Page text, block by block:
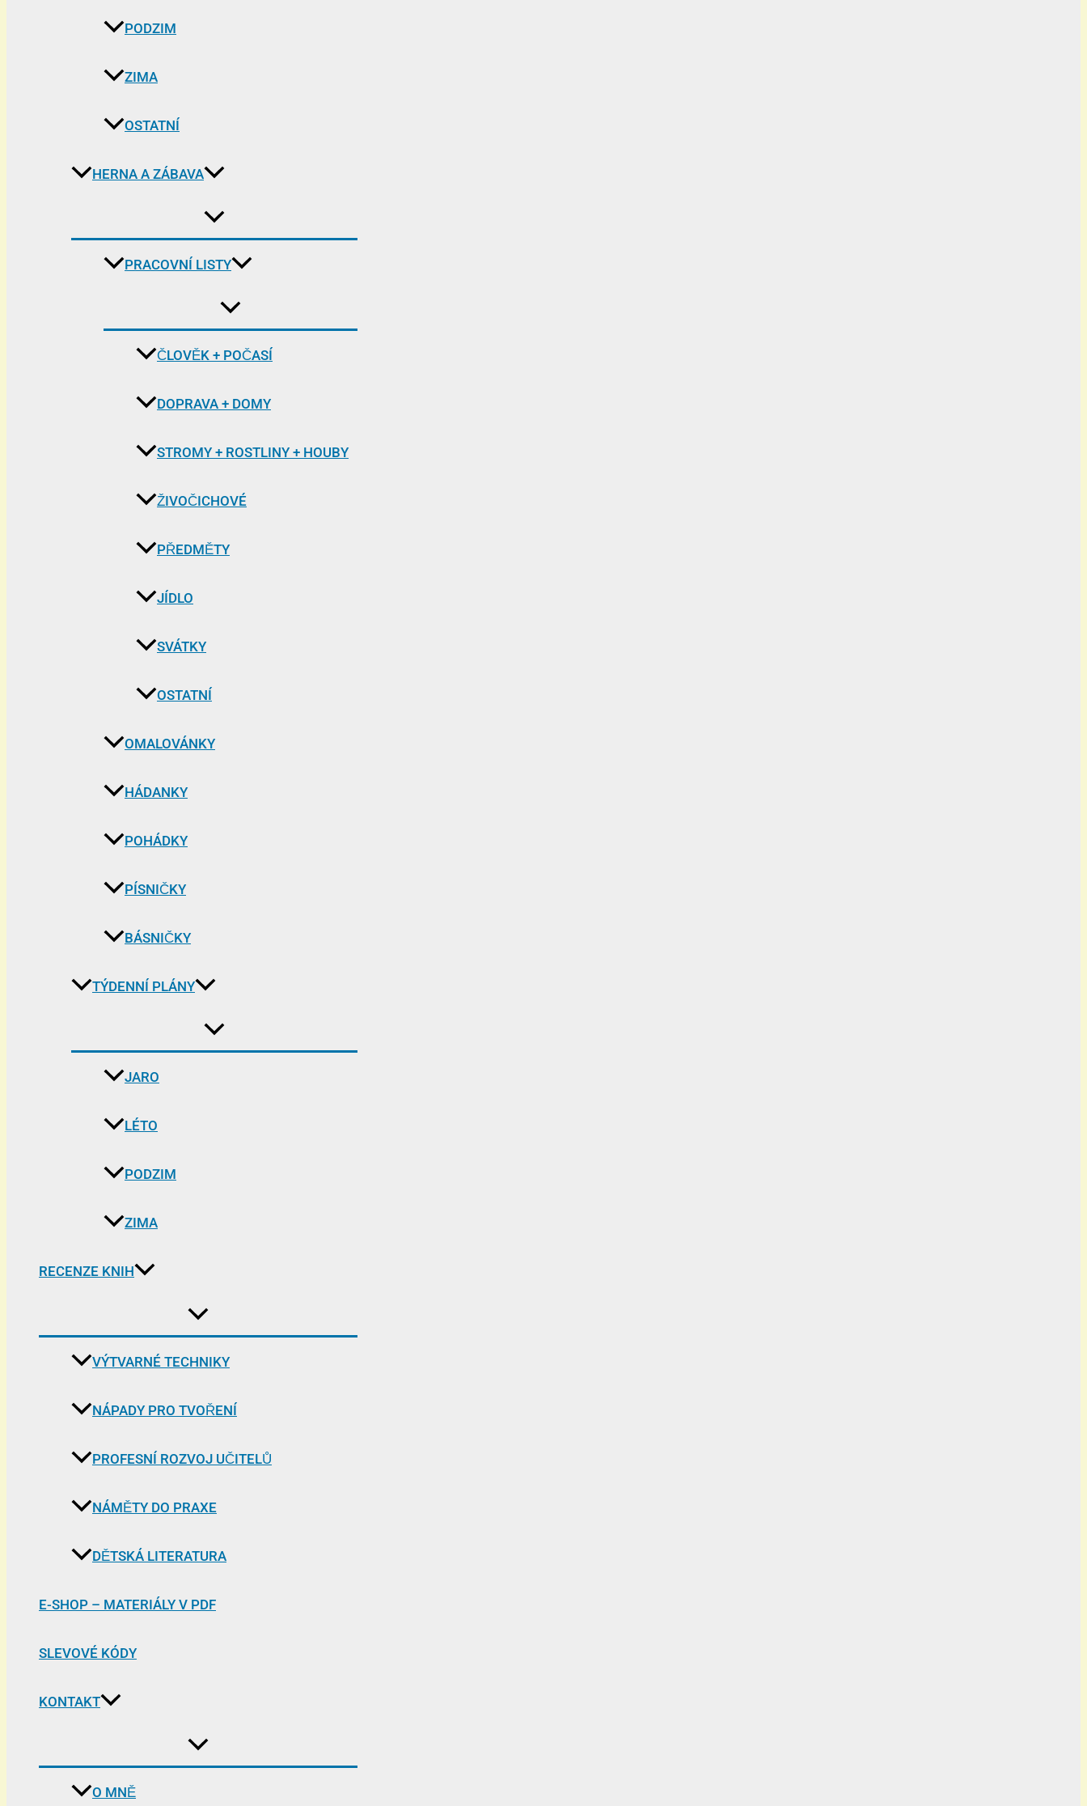
PODZIM
ZIMA
OSTATNÍ
HERNA A ZÁBAVA
PRACOVNÍ LISTY
ČLOVĚK + POČASÍ
DOPRAVA + DOMY
STROMY + ROSTLINY + HOUBY
ŽIVOČICHOVÉ
PŘEDMĚTY
JÍDLO
SVÁTKY
OSTATNÍ
OMALOVÁNKY
HÁDANKY
POHÁDKY
PÍSNIČKY
BÁSNIČKY
TÝDENNÍ PLÁNY
JARO
LÉTO
PODZIM
ZIMA
RECENZE KNIH
VÝTVARNÉ TECHNIKY
NÁPADY PRO TVOŘENÍ
PROFESNÍ ROZVOJ UČITELŮ
NÁMĚTY DO PRAXE
DĚTSKÁ LITERATURA
E-SHOP – MATERIÁLY V PDF
SLEVOVÉ KÓDY
KONTAKT
O MNĚ